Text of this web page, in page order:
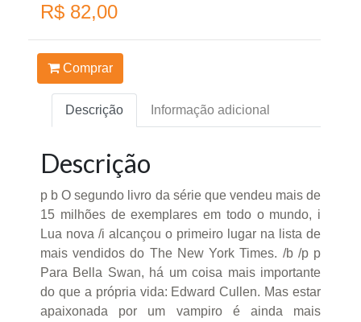
R$ 82,00
Comprar
Descrição Informação adicional
Descrição
p b O segundo livro da série que vendeu mais de
15 milhões de exemplares em todo o mundo, i
Lua nova /i alcançou o primeiro lugar na lista de
mais vendidos do The New York Times. /b /p p
Para Bella Swan, há um coisa mais importante
do que a própria vida: Edward Cullen. Mas estar
apaixonada por um vampiro é ainda mais